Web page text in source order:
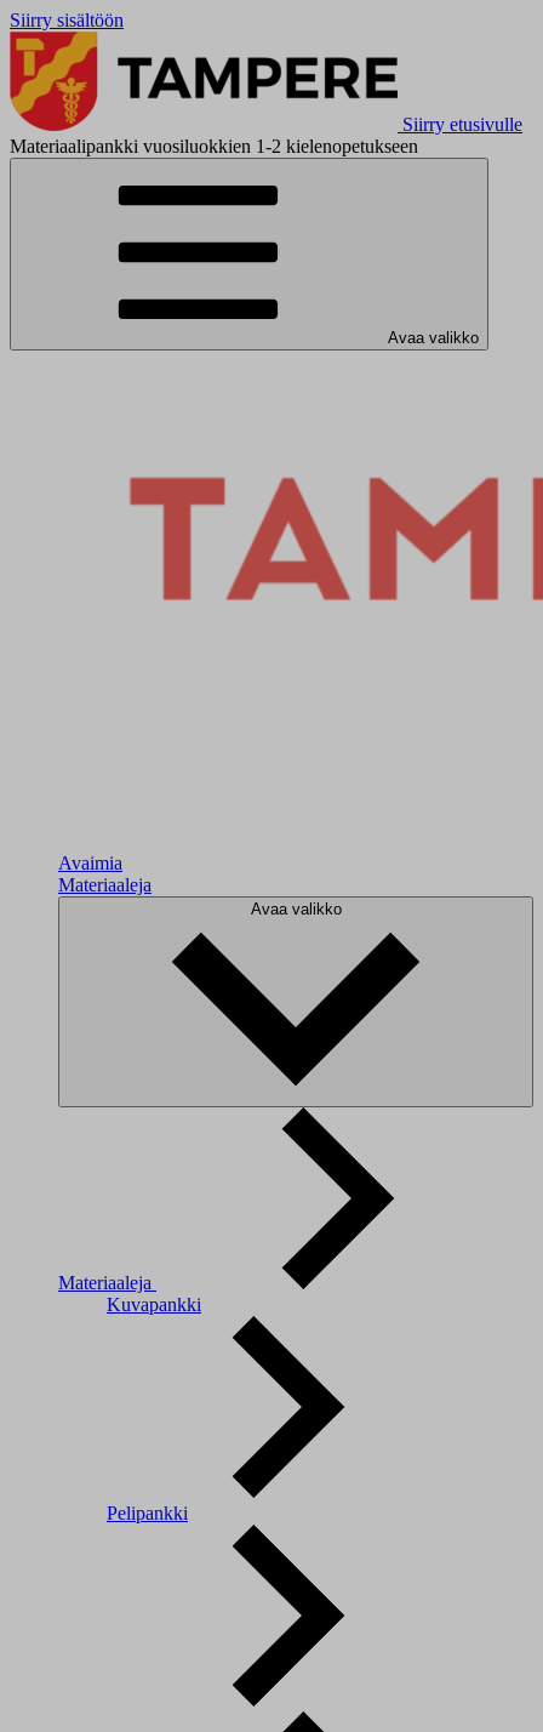
Siirry sisältöön
Siirry etusivulle
Materiaalipankki vuosiluokkien 1-2 kielenopetukseen
Avaa valikko
Avaimia
Materiaaleja
Avaa valikko
Materiaaleja
Kuvapankki
Pelipankki